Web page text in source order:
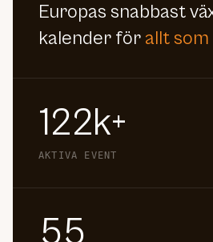
Europas snabbast
kalender för allt
122k+
AKTIVA EVENT
55